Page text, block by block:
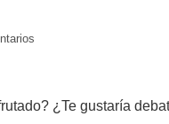
¿Te gustaría